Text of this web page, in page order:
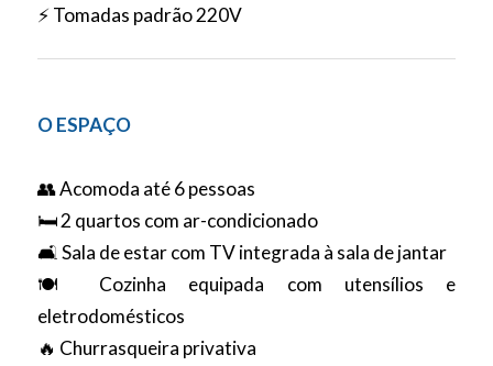
⚡ Tomadas padrão 220V
O ESPAÇO
👥 Acomoda até 6 pessoas
🛏️ 2 quartos com ar-condicionado
🛋️ Sala de estar com TV integrada à sala de jantar
🍽️ Cozinha equipada com utensílios e
eletrodomésticos
🔥 Churrasqueira privativa